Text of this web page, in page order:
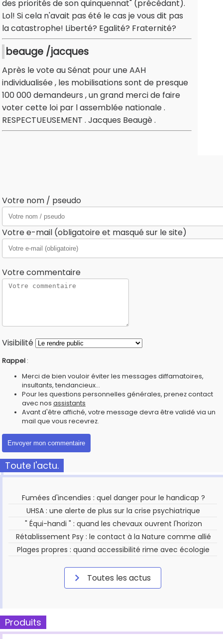
des priorités de son quinquennat" (précédant).
Lol! Si cela n'avait pas été le cas je vous dit pas
la catastrophe! Liberté? Egalité? Fraternité?
beauge /jacques
Après le vote au Sénat pour une AAH
individualisée , les mobilisations sont de presque
100 000 demandeurs , un grand merci de faire
voter cette loi par l assemblée nationale .
RESPECTUEUSEMENT . Jacques Beaugè .
Votre nom / pseudo
Votre e-mail (obligatoire et masqué sur le site)
Votre commentaire
Visibilité
Rappel :
Merci de bien vouloir éviter les messages diffamatoires,
insultants, tendancieux...
Pour les questions personnelles générales, prenez contact
avec nos assistants
Avant d'être affiché, votre message devra être validé via un
mail que vous recevrez.
Toute l'actu.
Fumées d'incendies : quel danger pour le handicap ?
UHSA : une alerte de plus sur la crise psychiatrique
" Équi-handi " : quand les chevaux ouvrent l'horizon
Rétablissement Psy : le contact à la Nature comme allié
Plages propres : quand accessibilité rime avec écologie
Toutes les actus
Produits